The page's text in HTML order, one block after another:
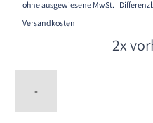
ohne ausgewiesene MwSt. |
Versandkosten
2x
-